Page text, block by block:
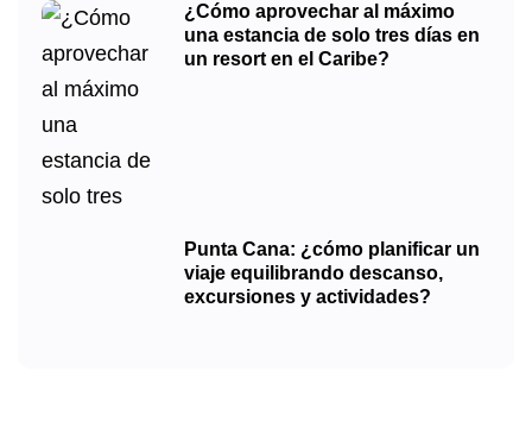
¿Cómo aprovechar al máximo
una estancia de solo tres días en
un resort en el Caribe?
Punta Cana: ¿cómo planificar un
viaje equilibrando descanso,
excursiones y actividades?